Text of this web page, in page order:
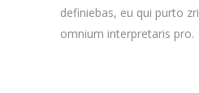
definiebas, eu qui purto
omnium interpretaris pro.